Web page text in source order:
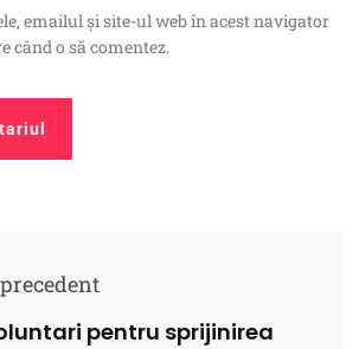
emailul și site-ul web în acest navigator
când o să comentez.
pentru sprijinirea